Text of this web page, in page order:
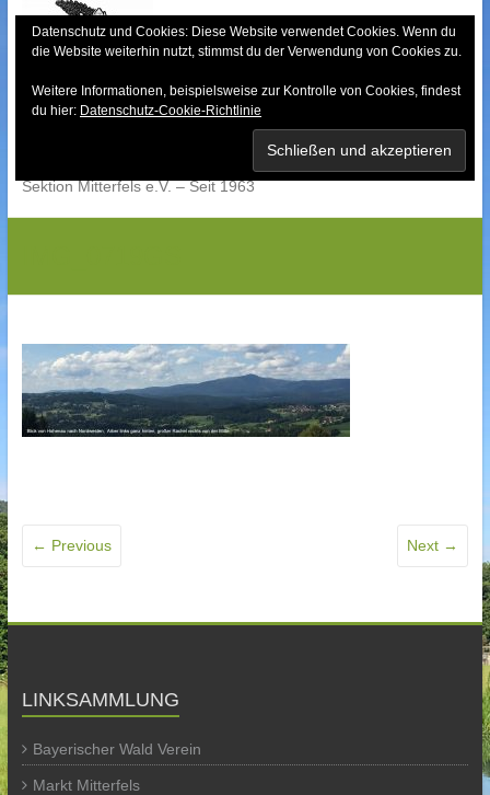
content
Bayerischer Wald-
Sektion Mitterfels e.V. – Seit 1963
← Previous Next →
LINKSAMMLUNG
Bayerischer Wald Verein
Markt Mitterfels
Datenschutz und Cookies: Diese Website verwendet Cookies. Wenn du
die Website weiterhin nutzt, stimmst du der Verwendung von Cookies zu.
Weitere Informationen, beispielsweise zur Kontrolle von Cookies, findest
du hier: Datenschutz-Cookie-Richtlinie